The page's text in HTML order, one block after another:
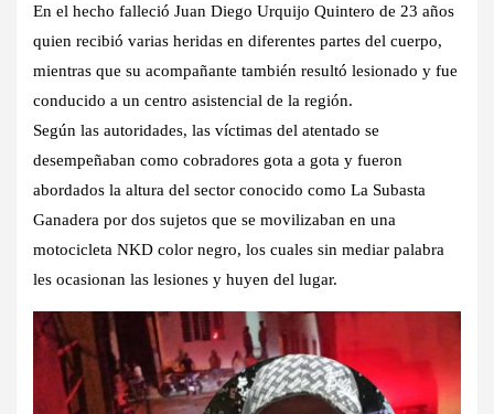
En el hecho falleció Juan Diego Urquijo Quintero de 23 años
quien recibió varias heridas en diferentes partes del cuerpo,
mientras que su acompañante también resultó lesionado y fue
conducido a un centro asistencial de la región.
Según las autoridades, las víctimas del atentado se
desempeñaban como cobradores gota a gota y fueron
abordados la altura del sector conocido como La Subasta
Ganadera por dos sujetos que se movilizaban en una
motocicleta NKD color negro, los cuales sin mediar palabra
les ocasionan las lesiones y huyen del lugar.